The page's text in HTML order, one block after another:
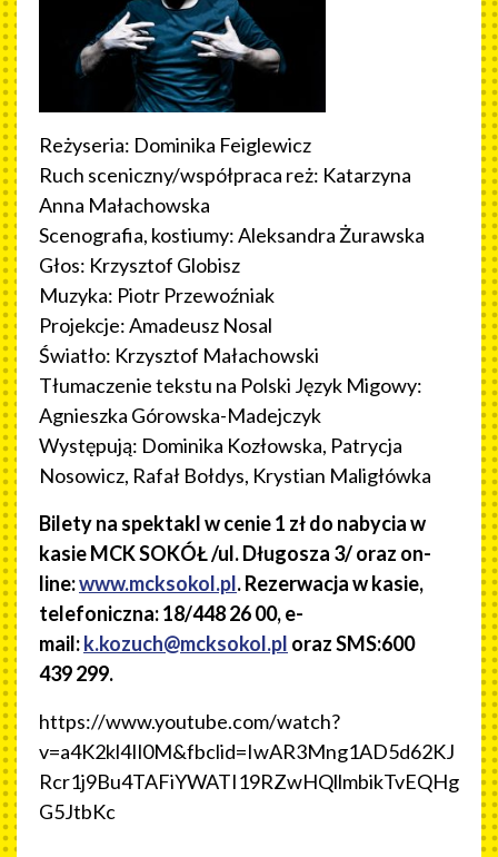
Reżyseria: Dominika Feiglewicz
Ruch sceniczny/współpraca reż: Katarzyna
Anna Małachowska
Scenografia, kostiumy: Aleksandra Żurawska
Głos: Krzysztof Globisz
Muzyka: Piotr Przewoźniak
Projekcje: Amadeusz Nosal
Światło: Krzysztof Małachowski
Tłumaczenie tekstu na Polski Język Migowy:
Agnieszka Górowska-Madejczyk
Występują: Dominika Kozłowska, Patrycja
Nosowicz, Rafał Bołdys, Krystian Maligłówka
Bilety na spektakl w cenie 1 zł do nabycia w
kasie MCK SOKÓŁ /ul. Długosza 3/ oraz on-
line:www.mcksokol.pl. Rezerwacja w kasie,
telefoniczna: 18/448 26 00, e-
mail:k.kozuch@mcksokol.pl oraz SMS:600
439 299.
https://www.youtube.com/watch?
v=a4K2kl4Il0M&fbclid=IwAR3Mng1AD5d62KJ
Rcr1j9Bu4TAFiYWATI19RZwHQllmbikTvEQHg
G5JtbKc